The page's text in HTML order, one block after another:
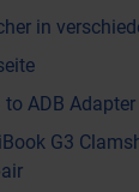
in
to ADB Adapter
G3